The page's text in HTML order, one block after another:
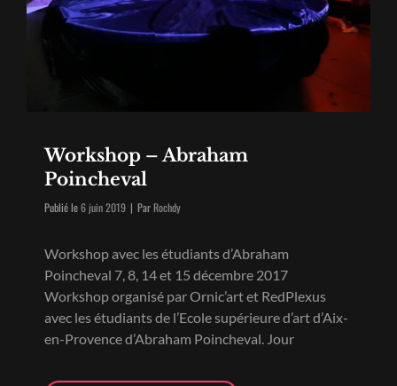
Workshop – Abraham
Poincheval
Publié le6 juin 2019 | ParByline
Rochdy
Workshop avec les étudiants d’Abraham
Poincheval 7, 8, 14 et 15 décembre 2017
Workshop organisé par Ornic’art et RedPlexus
avec les étudiants de l’Ecole supérieure d’art d’Aix-
en-Provence d’Abraham Poincheval. Jour